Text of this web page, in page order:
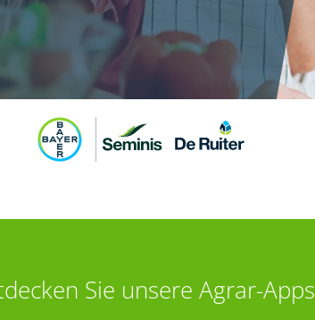
Sie unsere Agrar-Apps